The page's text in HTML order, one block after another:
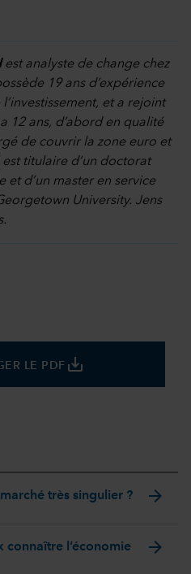
est analyste de change chez
19 ans d’expérience
et a rejoint
12 ans, d’abord en qualité
de couvrir la zone euro et
titulaire d’un doctorat
et d’un master en service
University. Jens
LE PDF save_alt
très singulier ? arrow_forward
l’économie
arrow_forward